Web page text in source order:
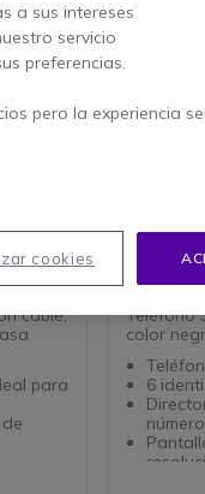
cable,
para
Snom
Teléfono
color
6
a sus intereses
servicio
preferencias.
pero la experiencia
cookies